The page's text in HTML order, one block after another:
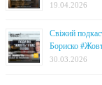
19.04.2026
Свіжий
Бориско
30.03.2026